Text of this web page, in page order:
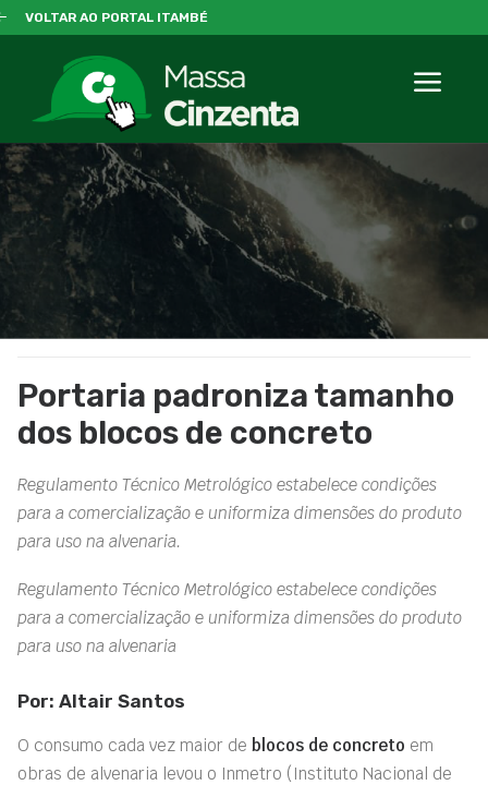
VOLTAR AO PORTAL ITAMBÉ
Portaria padroniza tamanho
dos blocos de concreto
Regulamento Técnico Metrológico estabelece condições
para a comercialização e uniformiza dimensões do produto
para uso na alvenaria.
Regulamento Técnico Metrológico estabelece condições
para a comercialização e uniformiza dimensões do produto
para uso na alvenaria
Por: Altair Santos
O consumo cada vez maior de blocos de concreto em
obras de alvenaria levou o Inmetro (Instituto Nacional de